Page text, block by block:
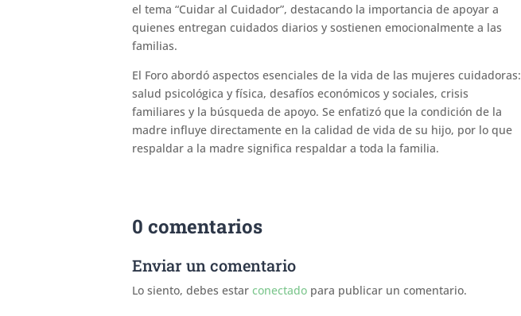
el tema “Cuidar al Cuidador”, destacando la importancia de apoyar a
quienes entregan cuidados diarios y sostienen emocionalmente a las
familias.
El Foro abordó aspectos esenciales de la vida de las mujeres cuidadoras:
salud psicológica y física, desafíos económicos y sociales, crisis
familiares y la búsqueda de apoyo. Se enfatizó que la condición de la
madre influye directamente en la calidad de vida de su hijo, por lo que
respaldar a la madre significa respaldar a toda la familia.
0 comentarios
Enviar un comentario
Lo siento, debes estarconectado para publicar un comentario.